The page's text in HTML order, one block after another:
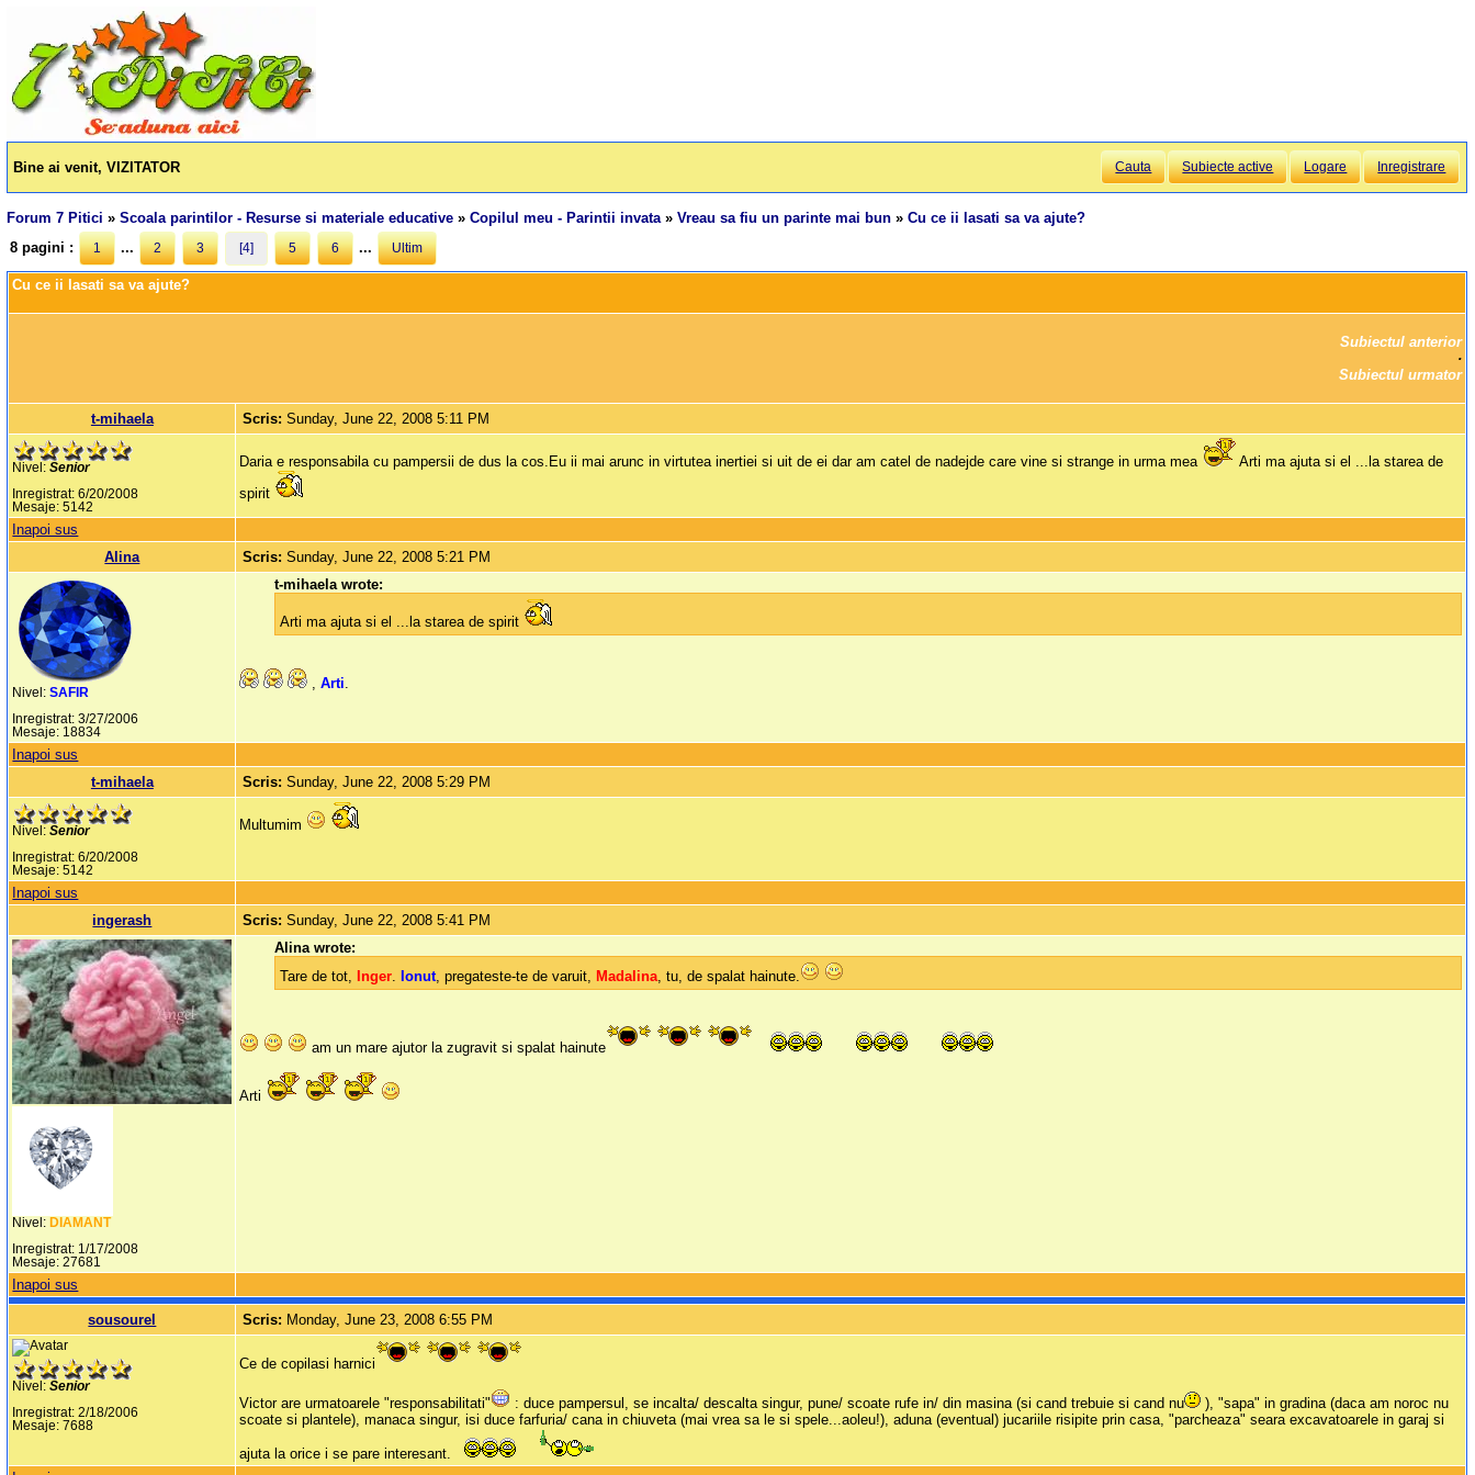
Bine ai venit, VIZITATOR Cauta Subiecte active Logare Inregistrare
Forum 7 Pitici »Scoala parintilor - Resurse si materiale educative »Copilul meu - Parintii invata»Vreau sa fiu un parinte mai bun »Cu ce ii lasati sa va ajute?
8 pagini :
1 ... 2 3 [4] 5 6 ... Ultim
Cu ce ii lasati sa va ajute?
Subiectul anterior
Subiectul urmator
t-mihaela Scris:Sunday, June 22, 2008 5:11 PM
Nivel:Senior
Inregistrat: 6/20/2008
Mesaje: 5142
Daria e responsabila cu pampersii de dus la cos.Eu ii mai arunc in virtutea inertiei si uit de ei dar am catel de nadejde care vine si strange in urma mea
Arti ma ajuta si el ...la starea de
spirit
Inapoi sus
Alina
Scris:Sunday, June 22, 2008 5:21 PM
Nivel:SAFIR
Inregistrat: 3/27/2006
Mesaje: 18834
t-mihaela wrote:
Arti ma ajuta si el ...la starea de spirit
,Arti.
Inapoi sus
t-mihaela
Scris:Sunday, June 22, 2008 5:29 PM
Nivel:Senior
Inregistrat: 6/20/2008
Mesaje: 5142
Multumim
Inapoi sus
ingerash
Scris:Sunday, June 22, 2008 5:41 PM
Nivel: DIAMANT
Inregistrat: 1/17/2008
Mesaje: 27681
Alina wrote:
Tare de tot, Inger. Ionut, pregateste-te de varuit, Madalina, tu, de spalat hainute.
am un mare ajutor la zugravit si spalat hainute
Arti
Inapoi sus
sousourel Scris: Monday, June 23, 2008 6:55 PM
Nivel:Senior
Inregistrat: 2/18/2006
Mesaje: 7688
Ce de copilasi harnici
Victor are urmatoarele "responsabilitati" : duce pampersul, se incalta/ descalta singur, pune/ scoate rufe in/ din masina (si cand trebuie si cand nu
), "sapa" in gradina (daca am noroc nu
scoate si plantele), manaca singur, isi duce farfuria/ cana in chiuveta (mai vrea sa le si spele...aoleu!), aduna (eventual) jucariile risipite prin casa, "parcheaza" seara excavatoarele in garaj si
ajuta la orice i se pare interesant.